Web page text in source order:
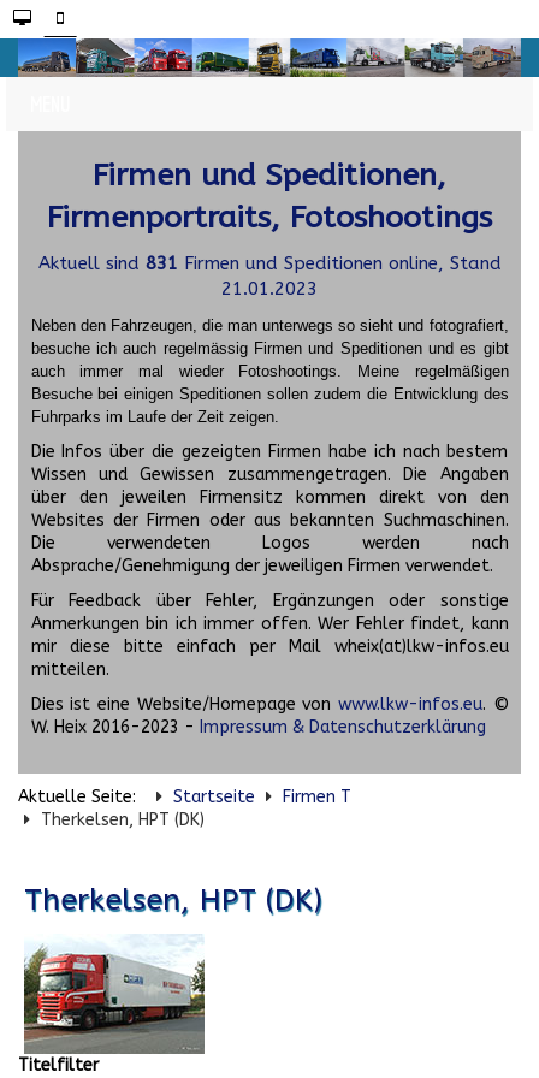
Firmen und Speditionen,
Firmenportraits, Fotoshootings
Aktuell sind 831 Firmen und Speditionen online, Stand
21.01.2023
Neben den Fahrzeugen, die man unterwegs so sieht und fotografiert,
besuche ich auch regelmässig Firmen und Speditionen und es gibt
auch immer mal wieder Fotoshootings.
Meine regelmäßigen
Besuche bei einigen Speditionen sollen zudem die Entwicklung des
Fuhrparks im Laufe der Zeit zeigen.
Die Infos über die gezeigten Firmen habe ich nach bestem
Wissen und Gewissen zusammengetragen. Die Angaben
über den jeweilen Firmensitz kommen direkt von den
Websites der Firmen oder aus bekannten Suchmaschinen.
Die verwendeten Logos werden nach
Absprache/Genehmigung der jeweiligen Firmen verwendet.
Für Feedback über Fehler, Ergänzungen oder sonstige
Anmerkungen bin ich immer offen. Wer Fehler findet, kann
mir diese bitte einfach per Mail wheix(at)lkw-infos.eu
mitteilen.
Dies ist eine Website/Homepage von www.lkw-infos.eu. ©
W. Heix 2016-2023 - Impressum & Datenschutzerklärung
Aktuelle Seite: Startseite
Firmen T
Therkelsen, HPT (DK)
Therkelsen, HPT (DK)
Titelfilter